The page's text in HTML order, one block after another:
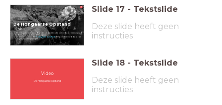
De Hongaarse Opstand
1956
Sommige landen in het Oostblok dachten dat ze hierdoor meer vrijheid
hadden, bijvoorbeeld Hongarije.
Dit bleek niet waar: de Hongaarse opstand
(1956) werd keihard door de
Sovjet-Unie neergeslagen.
Slide 17 - Tekstslide
Deze slide heeft geen
instructies
Video
De Hongaarse Opstand
Slide 18 - Tekstslide
Deze slide heeft geen
instructies